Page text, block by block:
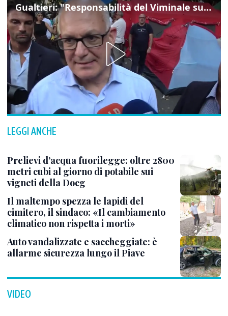
Gualtieri: "Responsabilità del Viminale su Spin Time? La posizione dei partiti è nota"
LEGGI ANCHE
Prelievi d’acqua fuorilegge: oltre 2800
metri cubi al giorno di potabile sui
vigneti della Docg
Il maltempo spezza le lapidi del
cimitero, il sindaco: «Il cambiamento
climatico non rispetta i morti»
Auto vandalizzate e saccheggiate: è
allarme sicurezza lungo il Piave
VIDEO